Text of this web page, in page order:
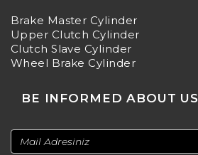
Brake Master Cylinder
Upper Clutch Cylinder
Clutch Slave Cylinder
Wheel Brake Cylinder
BE INFORMED ABOUT US